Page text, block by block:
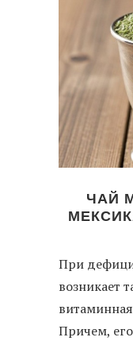
ЧАЙ
При
возникает
Причем,